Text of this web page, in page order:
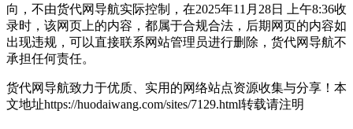
向，不由货代网导航实际控制，在2025年11月28日 上午8:36收
录时，该网页上的内容，都属于合规合法，后期网页的内容如
出现违规，可以直接联系网站管理员进行删除，货代网导航不
承担任何责任。
货代网导航致力于优质、实用的网络站点资源收集与分享！ 本
文地址https://huodaiwang.com/sites/7129.html转载请注明